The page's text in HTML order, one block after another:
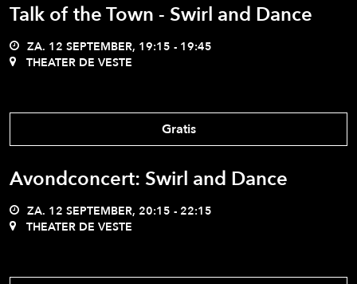
Talk of the Town - Swirl and Dance
ZA. 12 SEPTEMBER, 19:15 - 19:45
THEATER DE VESTE
Gratis
Avondconcert: Swirl and Dance
ZA. 12 SEPTEMBER, 20:15 - 22:15
THEATER DE VESTE